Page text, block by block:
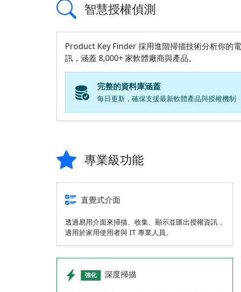
智慧授權偵測
Product Key Finder 採用進階掃描技術分析你的
訊，涵蓋 8,000+ 家軟體廠商與產品。
完整的資料庫涵蓋
每日更新，確保支援最新軟體產品與授權機制
專業級功能
直覺式介面
透過易用介面來掃描、收集、顯示並匯出授權資訊，
適用於家用使用者與 IT 專業人員。
強化 深度掃描